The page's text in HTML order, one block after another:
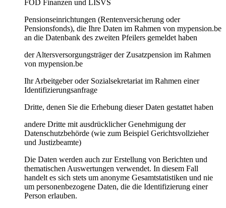
FÖD Finanzen und LISVS
Pensionseinrichtungen (Rentenversicherung oder
Pensionsfonds), die Ihre Daten im Rahmen von mypension.be
an die Datenbank des zweiten Pfeilers gemeldet haben
der Altersversorgungsträger der Zusatzpension im Rahmen
von mypension.be
Ihr Arbeitgeber oder Sozialsekretariat im Rahmen einer
Identifizierungsanfrage
Dritte, denen Sie die Erhebung dieser Daten gestattet haben
andere Dritte mit ausdrücklicher Genehmigung der
Datenschutzbehörde (wie zum Beispiel Gerichtsvollzieher
und Justizbeamte)
Die Daten werden auch zur Erstellung von Berichten und
thematischen Auswertungen verwendet. In diesem Fall
handelt es sich stets um anonyme Gesamtstatistiken und nie
um personenbezogene Daten, die die Identifizierung einer
Person erlauben.